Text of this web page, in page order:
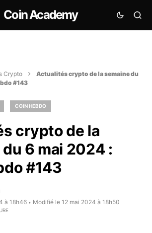
Coin Academy
Crypto
Actualités crypto de la semaine du
#143
COIN HEBDO
crypto de la
6 mai 2024 :
#143
à 18h46 • Modifié le 12 mai 2024 à 18h50